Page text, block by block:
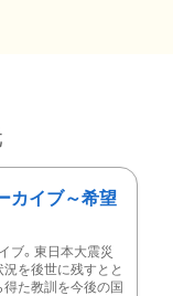
カイブ～希望
ブ。東日本大震災
況を後世に残すとと
得た教訓を今後の国